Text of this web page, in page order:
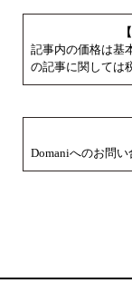
記事内の価格は基
の記事に関しては
Domaniへのお問い